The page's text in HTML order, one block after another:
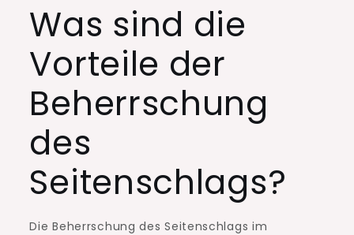
Was sind die
Vorteile der
Beherrschung
des
Seitenschlags?
Die Beherrschung des Seitenschlags im